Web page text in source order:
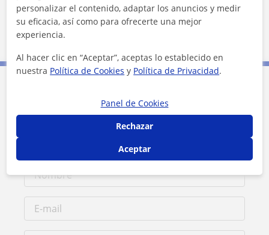
Santa Perpètua de Mogoda
Polinyà
Palau-Solità I Plegamans
Contacta con Júlia
personalizar el contenido, adaptar los anuncios y medir
su eficacia, así como para ofrecerte una mejor
experiencia.
Al hacer clic en “Aceptar”, aceptas lo establecido en
nuestra Política de Cookies y Política de Privacidad.
Panel de Cookies
Rechazar
Aceptar